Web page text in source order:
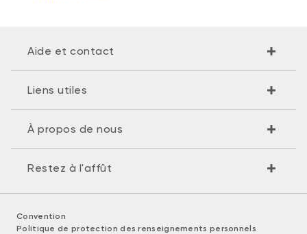
Aide et contact
Liens utiles
À propos de nous
Restez à l'affût
Convention
Politique de protection des renseignements personnels